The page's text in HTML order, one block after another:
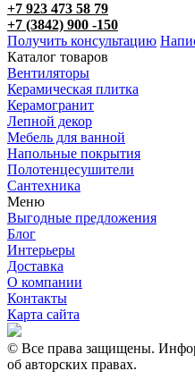
+7 923 473 58 79
+7 (3842) 900 -150
Получить консультацию
Каталог товаров
Вентиляторы
Керамическая плитка
Керамогранит
Лепной декор
Мебель для ванной
Напольные покрытия
Полотенцесушители
Сантехника
Меню
Выгодные предложения
Блог
Интерьеры
Доставка
О компании
Контакты
Карта сайта
© Все права защищены.
об авторских правах.